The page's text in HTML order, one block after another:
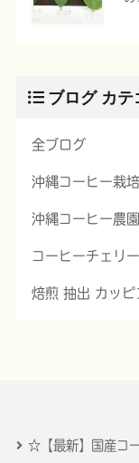
ブログ カテ
全ブログ
沖縄コーヒー栽培
沖縄コーヒー農園
コーヒーチェリ
焙煎 抽出 カッピ
☆【最新】国産コ